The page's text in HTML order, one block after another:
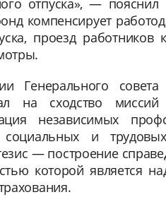
отпуска», — пояснил
компенсирует
проезд работников
Генерального
на сходство миссий
независимых
и
— построение
которой является